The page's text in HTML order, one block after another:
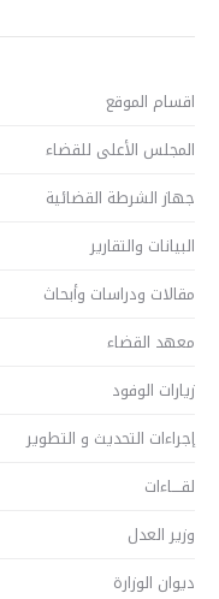
اقسام الموقع
المجلس الأعلى للقضاء
جهاز الشرطة القضائية
البيانات والتقارير
مقالات ودراسات وأبحاث
معهد القضاء
زيارات الوفود
إجراءات التحديث و التطوير
لقــــاءات
وزير العدل
ديوان الوزارة